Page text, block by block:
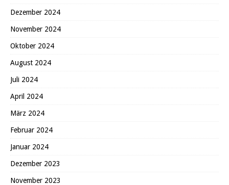
Dezember 2024
November 2024
Oktober 2024
August 2024
Juli 2024
April 2024
März 2024
Februar 2024
Januar 2024
Dezember 2023
November 2023